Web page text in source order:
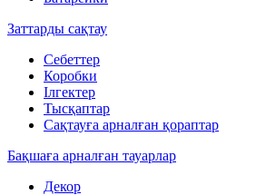
Заттарды сақтау
Себеттер
Коробки
Ілгектер
Тысқаптар
Сақтауға арналған қораптар
Бақшаға арналған тауарлар
Декор